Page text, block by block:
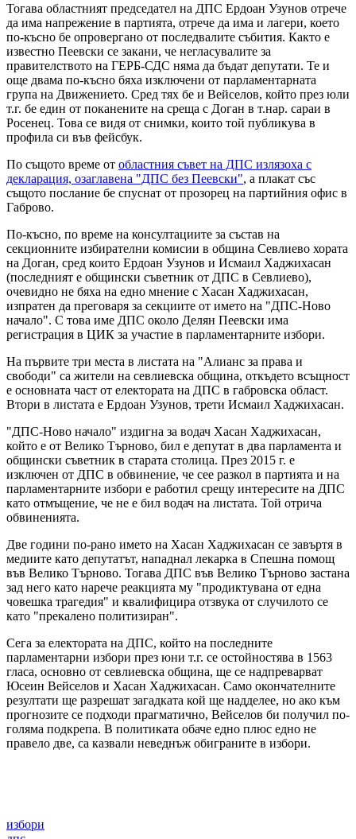
Тогава областният председател на ДПС Ердоан Узунов отрече
да има напрежение в партията, отрече да има и лагери, което
по-късно бе опровергано от последвалите събития. Както е
известно Пеевски се закани, че негласувалите за
правителството на ГЕРБ-СДС няма да бъдат депутати. Те и
още двама по-късно бяха изключени от парламентарната
група на Движението. Сред тях бе и Вейселов, който през юли
т.г. бе един от поканените на среща с Доган в т.нар. сараи в
Росенец. Това се видя от снимки, които той публикува в
профила си във фейсбук.
По същото време от областния съвет на ДПС излязоха с
декларация, озаглавена "ДПС без Пеевски", а плакат със
същото послание бе спуснат от прозорец на партийния офис в
Габрово.
По-късно, по време на консултациите за състав на
секционните избирателни комисии в община Севлиево хората
на Доган, сред които Ердоан Узунов и Исмаил Хаджихасан
(последният е общински съветник от ДПС в Севлиево),
очевидно не бяха на едно мнение с Хасан Хаджихасан,
изпратен да преговаря за секциите от името на "ДПС-Ново
начало". С това име ДПС около Делян Пеевски има
регистрация в ЦИК за участие в парламентарните избори.
На първите три места в листата на "Алианс за права и
свободи" са жители на севлиевска община, откъдето всъщност
е основната част от електората на ДПС в габровска област.
Втори в листата е Ердоан Узунов, трети Исмаил Хаджихасан.
"ДПС-Ново начало" издигна за водач Хасан Хаджихасан,
който е от Велико Търново, бил е депутат в два парламента и
общински съветник в старата столица. През 2015 г. е
изключен от ДПС в обвинение, че сее разкол в партията и на
парламентарните избори е работил срещу интересите на ДПС
като отмъщение, че не е бил водач на листата. Той отрича
обвиненията.
Две години по-рано името на Хасан Хаджихасан се завъртя в
медиите като депутатът, нападнал лекарка в Спешна помощ
във Велико Търново. Тогава ДПС във Велико Търново застана
зад него като нарече реакцията му "продиктувана от една
човешка трагедия" и квалифицира отзвука от случилото се
като "прекалено политизиран".
Сега за електората на ДПС, който на последните
парламентарни избори през юни т.г. се остойностява в 1563
гласа, основно от севлиевска община, ще се надпреварват
Юсеин Вейселов и Хасан Хаджихасан. Само окончателните
резултати ще разрешат загадката кой ще надделее, но ако към
прогнозите се подходи прагматично, Вейселов би получил по-
голяма подкрепа. В политиката обаче едно плюс едно не
правело две, са казвали неведнъж обиграните в избори.
избори